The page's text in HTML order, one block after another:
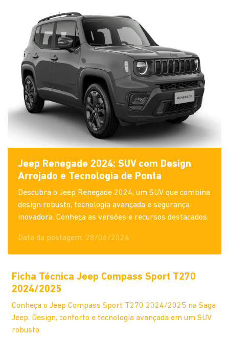
Jeep Renegade 2024: SUV com Design
Arrojado e Tecnologia de Ponta
Descubra o Jeep Renegade 2024, um SUV que combina
design robusto, tecnologia avançada e segurança
inovadora. Conheça as versões e recursos destacados.
Data da postagem: 28/06/2024
Ficha Técnica Jeep Compass Sport T270
2024/2025
Conheça o Jeep Compass Sport T270 2024/2025 na Saga
Jeep. Design, conforto e tecnologia avançada em um SUV
robusto.